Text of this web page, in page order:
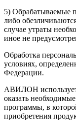
5) Обрабатываемые
либо
случае утраты
иное не
Обработка
условиях,
Федерации.
АВИЛОН
оказать
программы, в
приобретения